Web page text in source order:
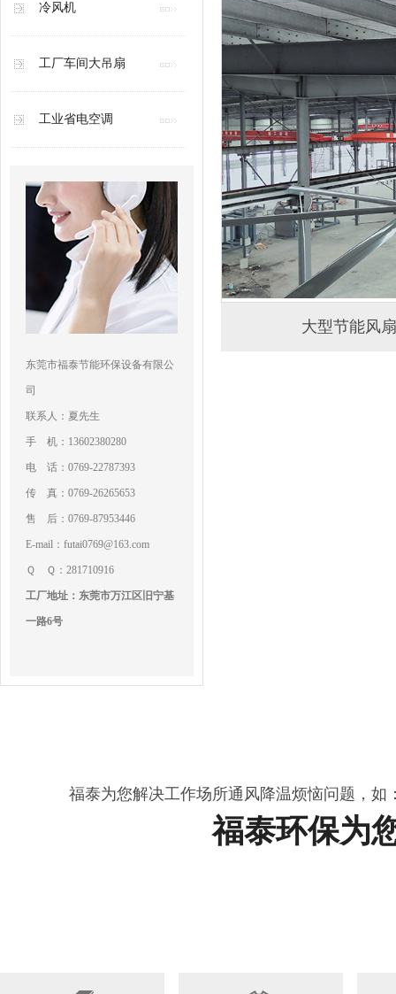
冷风机
工厂车间大吊扇
工业省电空调
东莞市福泰节能环保设备有限公
司
联系人：夏先生
手 机：13602380280
电 话：0769-22787393
传 真：0769-26265653
售 后：0769-87953446
E-mail：futai0769@163.com
Ｑ Ｑ：281710916
工厂地址：东莞市万江区旧宁基
一路6号
大型节能风扇
福泰为您解决工作场所通风降温烦恼问题，
福泰环保为